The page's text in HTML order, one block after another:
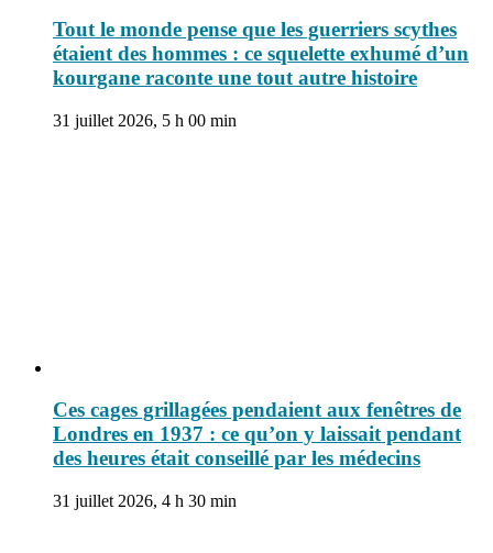
Tout le monde pense que les guerriers scythes
étaient des hommes : ce squelette exhumé d’un
kourgane raconte une tout autre histoire
31 juillet 2026, 5 h 00 min
Ces cages grillagées pendaient aux fenêtres de
Londres en 1937 : ce qu’on y laissait pendant
des heures était conseillé par les médecins
31 juillet 2026, 4 h 30 min